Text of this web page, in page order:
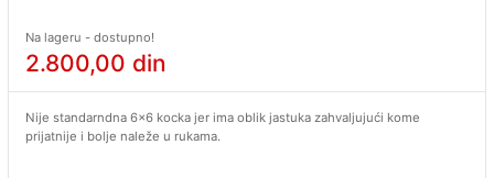
Na lageru - dostupno!
2.800,00 din
Nije standarndna 6x6 kocka jer ima oblik jastuka zahvaljujući kome
prijatnije i bolje naleže u rukama.